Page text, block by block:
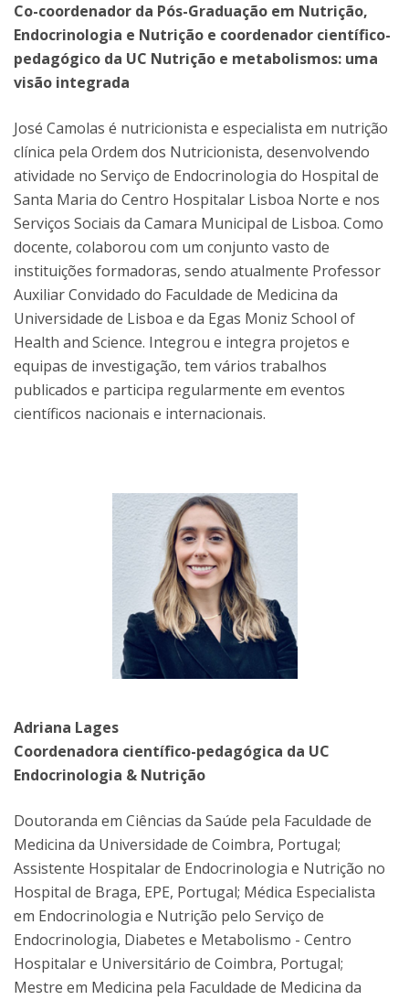
Co-coordenador da Pós-Graduação em Nutrição,
Endocrinologia e Nutrição e coordenador científico-
pedagógico da UC Nutrição e metabolismos: uma
visão integrada
José Camolas é nutricionista e especialista em nutrição
clínica pela Ordem dos Nutricionista, desenvolvendo
atividade no Serviço de Endocrinologia do Hospital de
Santa Maria do Centro Hospitalar Lisboa Norte e nos
Serviços Sociais da Camara Municipal de Lisboa. Como
docente, colaborou com um conjunto vasto de
instituições formadoras, sendo atualmente Professor
Auxiliar Convidado do Faculdade de Medicina da
Universidade de Lisboa e da Egas Moniz School of
Health and Science. Integrou e integra projetos e
equipas de investigação, tem vários trabalhos
publicados e participa regularmente em eventos
científicos nacionais e internacionais.
Adriana Lages
Coordenadora científico-pedagógica da UC
Endocrinologia & Nutrição
Doutoranda em Ciências da Saúde pela Faculdade de
Medicina da Universidade de Coimbra, Portugal;
Assistente Hospitalar de Endocrinologia e Nutrição no
Hospital de Braga, EPE, Portugal; Médica Especialista
em Endocrinologia e Nutrição pelo Serviço de
Endocrinologia, Diabetes e Metabolismo - Centro
Hospitalar e Universitário de Coimbra, Portugal;
Mestre em Medicina pela Faculdade de Medicina da